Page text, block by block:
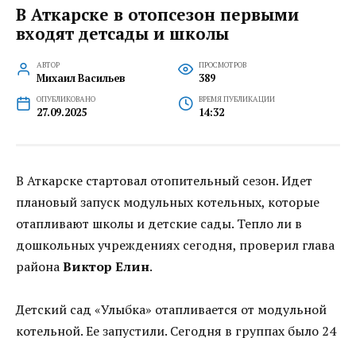
В Аткарске в отопсезон первыми
входят детсады и школы
АВТОР
Михаил Васильев
ПРОСМОТРОВ
389
ОПУБЛИКОВАНО
27.09.2025
ВРЕМЯ ПУБЛИКАЦИИ
14:32
В Аткарске стартовал отопительный сезон. Идет
плановый запуск модульных котельных, которые
отапливают школы и детские сады. Тепло ли в
дошкольных учреждениях сегодня, проверил глава
районаВиктор Елин.
Детский сад «Улыбка» отапливается от модульной
котельной. Ее запустили. Сегодня в группах было 24